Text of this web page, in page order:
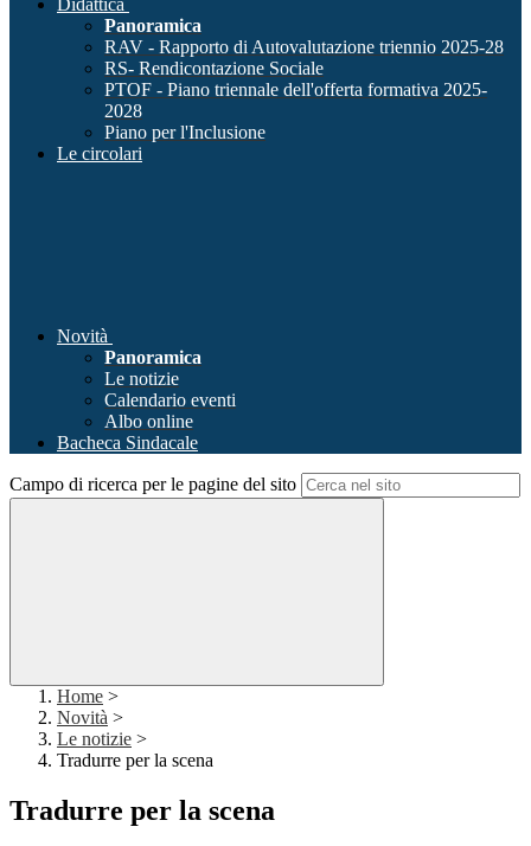
Didattica
Panoramica
RAV - Rapporto di Autovalutazione triennio 2025-28
RS- Rendicontazione Sociale
PTOF - Piano triennale dell'offerta formativa 2025-
2028
Piano per l'Inclusione
Le circolari
Novità
Panoramica
Le notizie
Calendario eventi
Albo online
Bacheca Sindacale
Campo di ricerca per le pagine del sito
Home >
Novità >
Le notizie >
Tradurre per la scena
Tradurre per la scena